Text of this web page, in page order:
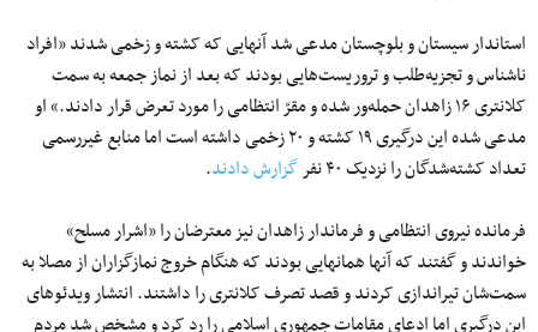
استاندار سیستان و بلوچستان مدعی شد آنهایی که کشته و زخمی شدند «افراد
ناشناس و تجزیه‌طلب و تروریست‌هایی بودند که بعد از نماز جمعه به سمت
کلانتری ۱۶ زاهدان حمله‌ور شده و مقرّ انتظامی را مورد تعرض قرار دادند.» او
مدعی شده این درگیری ۱۹ کشته و ۲۰ زخمی داشته است اما منابع غیررسمی
تعداد کشته‌شدگان را نزدیک ۴۰ نفر
گزارش دادند.
فرمانده نیروی انتظامی و فرماندار زاهدان نیز معترضان را «اشرار مسلح»
خواندند و گفتند که آنها همانهایی بودند که هنگام خروج نمازگزاران از مصلا به
سمت‌شان تیراندازی کردند و قصد تصرف کلانتری را داشتند. انتشار ویدئوهای
این درگیری اما ادعای مقامات جمهوری اسلامی را رد کرد و مشخص شد مردم